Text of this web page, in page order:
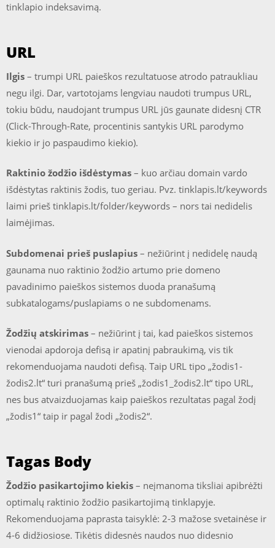
tinklapio indeksavimą.
URL
Ilgis – trumpi URL paieškos rezultatuose atrodo patraukliau
negu ilgi. Dar, vartotojams lengviau naudoti trumpus URL,
tokiu būdu, naudojant trumpus URL jūs gaunate didesnį CTR
(Click-Through-Rate, procentinis santykis URL parodymo
kiekio ir jo paspaudimo kiekio).
Raktinio žodžio išdėstymas – kuo arčiau domain vardo
išdėstytas raktinis žodis, tuo geriau. Pvz. tinklapis.lt/keywords
laimi prieš tinklapis.lt/folder/keywords – nors tai nedidelis
laimėjimas.
Subdomenai prieš puslapius – nežiūrint į nedidelę naudą
gaunama nuo raktinio žodžio artumo prie domeno
pavadinimo paieškos sistemos duoda pranašumą
subkatalogams/puslapiams o ne subdomenams.
Žodžių atskirimas – nežiūrint į tai, kad paieškos sistemos
vienodai apdoroja defisą ir apatinį pabraukimą, vis tik
rekomenduojama naudoti defisą. Taip URL tipo „žodis1-
žodis2.lt“ turi pranašumą prieš „žodis1_žodis2.lt“ tipo URL,
nes bus atvaizduojamas kaip paieškos rezultatas pagal žodį
„žodis1“ taip ir pagal žodi „žodis2“.
Tagas Body
Žodžio pasikartojimo kiekis – neįmanoma tiksliai apibrėžti
optimalų raktinio žodžio pasikartojimą tinklapyje.
Rekomenduojama paprasta taisyklė: 2-3 mažose svetainėse ir
4-6 didžiosiose. Tikėtis didesnės naudos nuo didesnio